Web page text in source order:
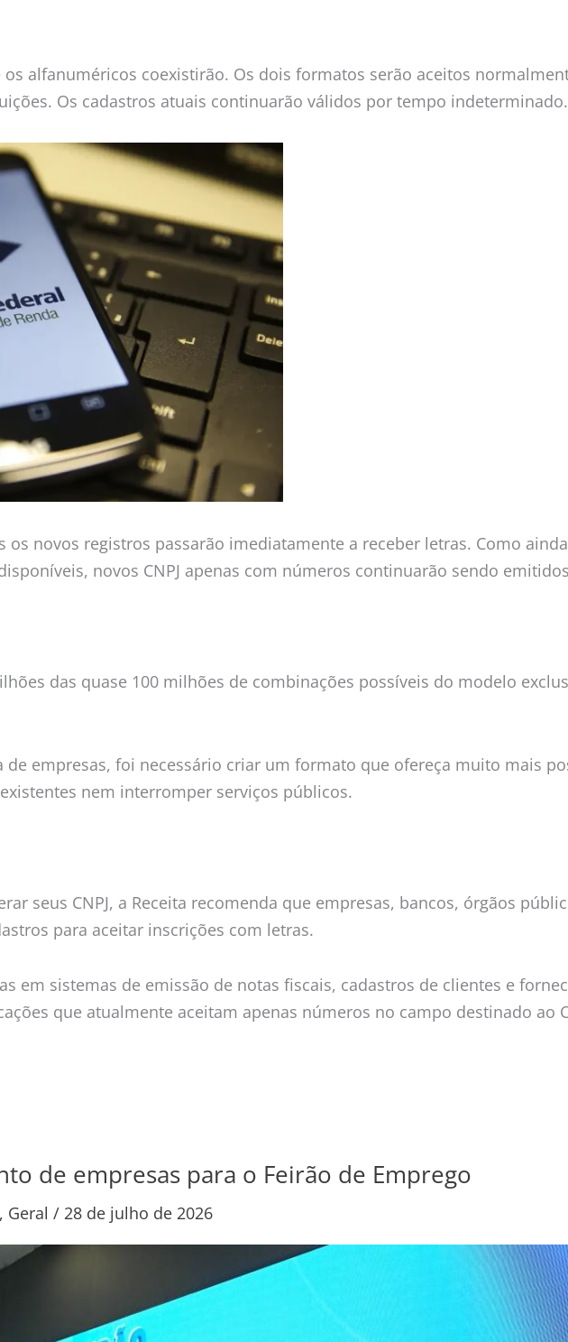
os alfanuméricos coexistirão. Os dois formatos serão aceitos
Os cadastros atuais continuarão válidos por tempo indeterminado.
novos registros passarão imediatamente a receber letras. Como
novos CNPJ apenas com números continuarão sendo
das quase 100 milhões de combinações possíveis do modelo
empresas, foi necessário criar um formato que ofereça muito mais
nem interromper serviços públicos.
seus CNPJ, a Receita recomenda que empresas, bancos, órgãos
para aceitar inscrições com letras.
em sistemas de emissão de notas fiscais, cadastros de clientes e
que atualmente aceitam apenas números no campo destinado ao
de empresas para o Feirão de Emprego
, Geral / 28 de julho de 2026